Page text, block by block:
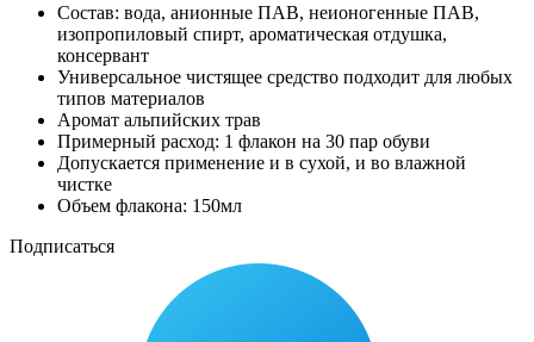
Состав: вода, анионные ПАВ, неионогенные ПАВ,
изопропиловый спирт, ароматическая отдушка,
консервант
Универсальное чистящее средство подходит для любых
типов материалов
Аромат альпийских трав
Примерный расход: 1 флакон на 30 пар обуви
Допускается применение и в сухой, и во влажной
чистке
Объем флакона: 150мл
Подписаться